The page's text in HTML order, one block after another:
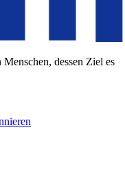
dessen Ziel es